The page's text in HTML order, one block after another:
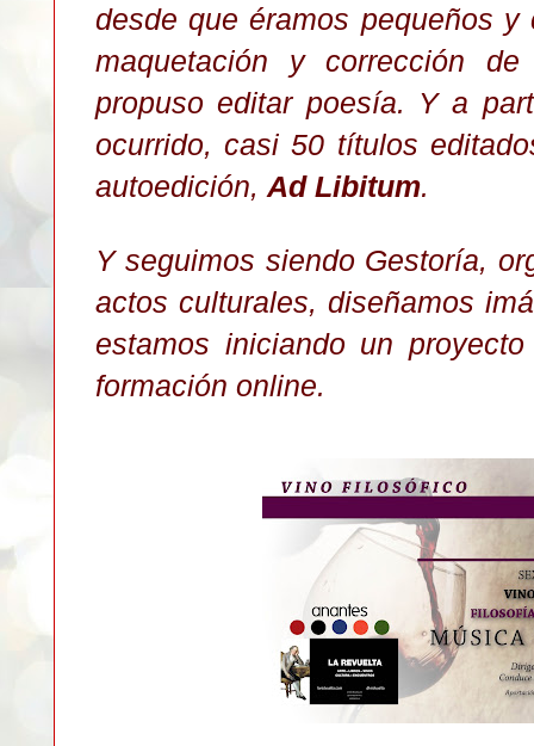
desde que éramos pequeños
maquetación y corrección
propuso editar poesía. Y a
ocurrido, casi 50 títulos
autoedición, Ad Libitum.
Y seguimos siendo Gestoría,
actos culturales, diseñamos
estamos iniciando un
formación online.